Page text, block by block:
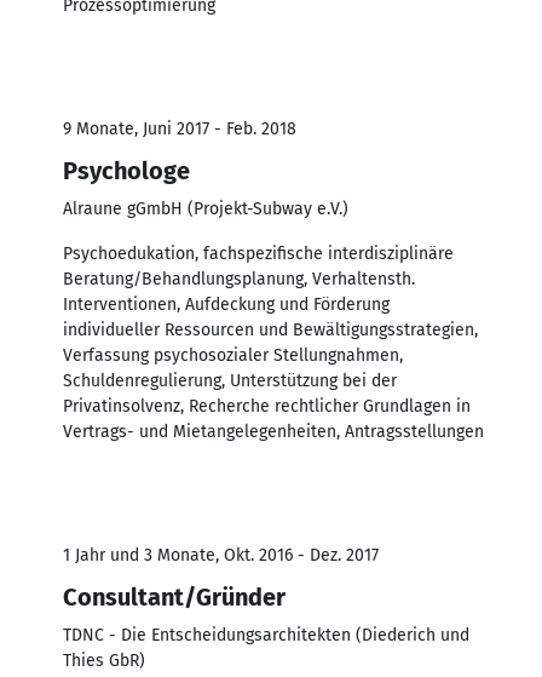
Prozessoptimierung
9 Monate, Juni 2017 - Feb. 2018
Psychologe
Alraune gGmbH (Projekt-Subway e.V.)
Psychoedukation, fachspezifische interdisziplinäre
Beratung/Behandlungsplanung, Verhaltensth.
Interventionen, Aufdeckung und Förderung
individueller Ressourcen und Bewältigungsstrategien,
Verfassung psychosozialer Stellungnahmen,
Schuldenregulierung, Unterstützung bei der
Privatinsolvenz, Recherche rechtlicher Grundlagen in
Vertrags- und Mietangelegenheiten, Antragsstellungen
1 Jahr und 3 Monate, Okt. 2016 - Dez. 2017
Consultant/Gründer
TDNC - Die Entscheidungsarchitekten (Diederich und
Thies GbR)